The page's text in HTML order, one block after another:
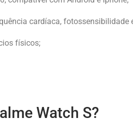
cardíaca, fotossensibilidade
físicos;
Watch S?